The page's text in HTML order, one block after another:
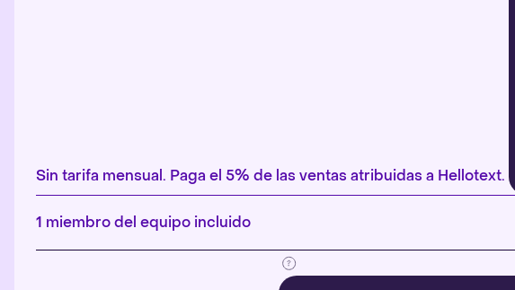
Sin tarifa mensual. Paga el 5% de las ventas atribuidas a Hellotext.
1 miembro del equipo incluido